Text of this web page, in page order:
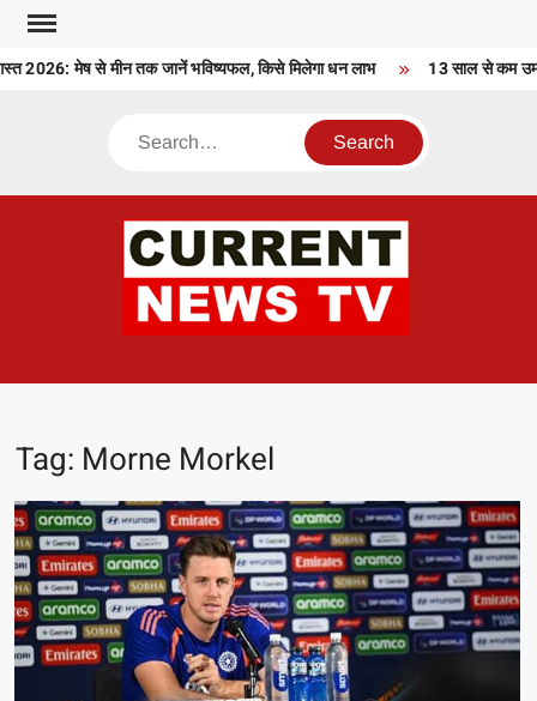
Skip
content
2026: मेष से मीन तक जानें भविष्यफल, किसे मिलेगा धन लाभ 13 साल से कम
Search
Tag: Morne Morkel